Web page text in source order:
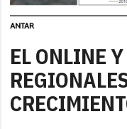
EL ONLINE